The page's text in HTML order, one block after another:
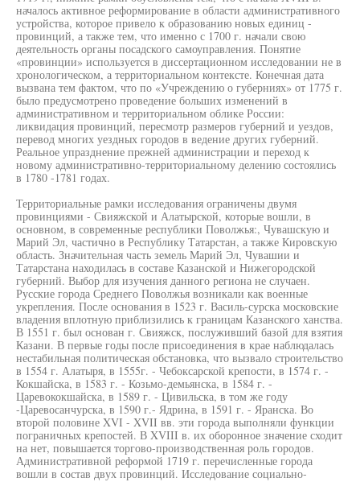
началось активное реформирование в области административного
устройства, которое привело к образованию новых единиц -
провинций, а также тем, что именно с 1700 г. начали свою
деятельность органы посадского самоуправления. Понятие
«провинции» используется в диссертационном исследовании не в
хронологическом, а территориальном контексте. Конечная дата
вызвана тем фактом, что по «Учреждению о губерниях» от 1775 г.
было предусмотрено проведение больших изменений в
административном и территориальном облике России:
ликвидация провинций, пересмотр размеров губерний и уездов,
перевод многих уездных городов в ведение других губерний.
Реальное упразднение прежней администрации и переход к
новому административно-территориальному делению состоялись
в 1780 -1781 годах.
Территориальные рамки исследования ограничены двумя
провинциями - Свияжской и Алатырской, которые вошли, в
основном, в современные республики Поволжья:, Чувашскую и
Марий Эл, частично в Республику Татарстан, а также Кировскую
область. Значительная часть земель Марий Эл, Чувашии и
Татарстана находилась в составе Казанской и Нижегородской
губерний. Выбор для изучения данного региона не случаен.
Русские города Среднего Поволжья возникали как военные
укрепления. После основания в 1523 г. Василь-сурска московские
владения вплотную приблизились к границам Казанского ханства.
В 1551 г. был основан г. Свияжск, послуживший базой для взятия
Казани. В первые годы после присоединения в крае наблюдалась
нестабильная политическая обстановка, что вызвало строительство
в 1554 г. Алатыря, в 1555г. - Чебоксарской крепости, в 1574 г. -
Кокшайска, в 1583 г. - Козьмо-демьянска, в 1584 г. -
Царевококшайска, в 1589 г. - Цивильска, в том же году
-Царевосанчурска, в 1590 г.- Ядрина, в 1591 г. - Яранска. Во
второй половине XVI - XVII вв. эти города выполняли функции
пограничных крепостей. В XVIII в. их оборонное значение сходит
на нет, повышается торгово-производственная роль городов.
Административной реформой 1719 г. перечисленные города
вошли в состав двух провинций. Исследование социально-